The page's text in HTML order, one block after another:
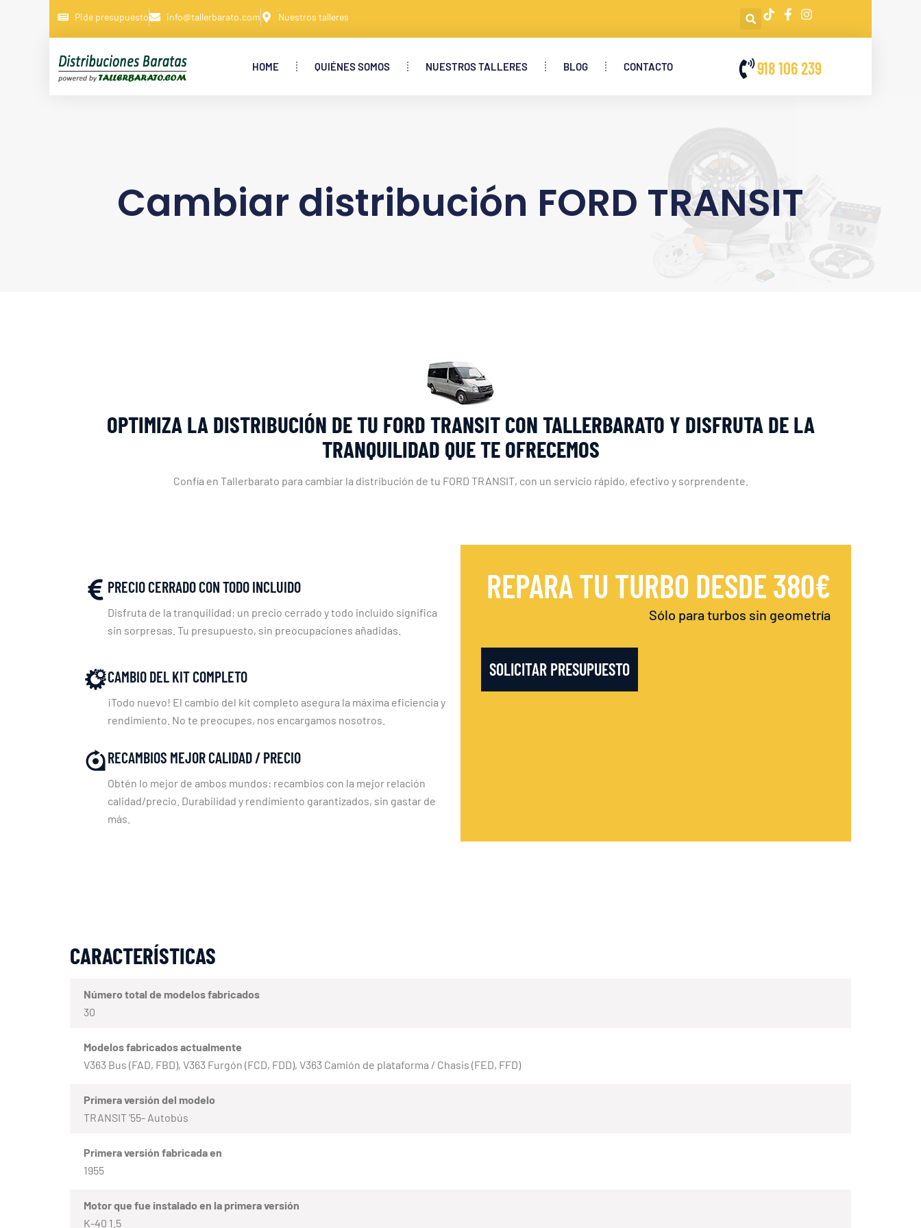
Pide presupuesto info@tallerbarato.com Nuestros talleres
HOME QUIÉNES SOMOS NUESTROS TALLERES BLOG CONTACTO 918 106 239
Cambiar distribución FORD TRANSIT
OPTIMIZA LA DISTRIBUCIÓN DE TU FORD TRANSIT CON TALLERBARATO Y DISFRUTA DE LA
TRANQUILIDAD QUE TE OFRECEMOS
Confía en Tallerbarato para cambiar la distribución de tu FORD TRANSIT, con un servicio rápido, efectivo y sorprendente.
PRECIO CERRADO CON TODO INCLUIDO
Disfruta de la tranquilidad: un precio cerrado y todo incluido significa
sin sorpresas. Tu presupuesto, sin preocupaciones añadidas.
CAMBIO DEL KIT COMPLETO
¡Todo nuevo! El cambio del kit completo asegura la máxima eficiencia y
rendimiento. No te preocupes, nos encargamos nosotros.
RECAMBIOS MEJOR CALIDAD / PRECIO
Obtén lo mejor de ambos mundos: recambios con la mejor relación
calidad/precio. Durabilidad y rendimiento garantizados, sin gastar de
más.
REPARA TU TURBO DESDE 380€
Sólo para turbos sin geometría
SOLICITAR PRESUPUESTO
CARACTERÍSTICAS
Número total de modelos fabricados
30
Modelos fabricados actualmente
V363 Bus (FAD, FBD), V363 Furgón (FCD, FDD), V363 Camión de plataforma / Chasis (FED, FFD)
Primera versión del modelo
TRANSIT ’55- Autobús
Primera versión fabricada en
1955
Motor que fue instalado en la primera versión
K-40 1.5